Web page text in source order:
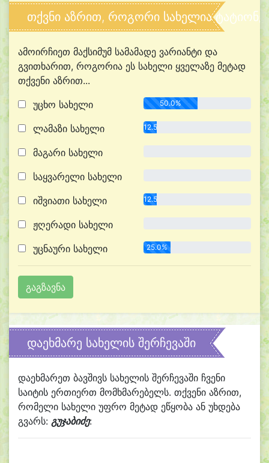
თქვნი აზრით, როგორი სახელია
ამოირჩიეთ მაქსიმუმ სამამადე ვარიანტი და
გვითხარით, როგორია ეს სახელი ყველაზე მეტად
თქვენი აზრით...
უცხო სახელი
50.0%
ლამაზი სახელი 12.5%
მაგარი სახელი
საყვარელი სახელი
იშვიათი სახელი 12.5%
ჟღერადი სახელი
უცნაური სახელი 25.0%
დაეხმარე სახელის შერჩევაში
დაეხმარეთ ბავშივს სახელის შერჩევაში ჩვენი
საიტის ერთიერთ მომხმარებელს. თქვენი აზრით,
რომელი სახელი უფრო მეტად ეწყობა ან უხდება
გვარს: გუჯაბიძე: